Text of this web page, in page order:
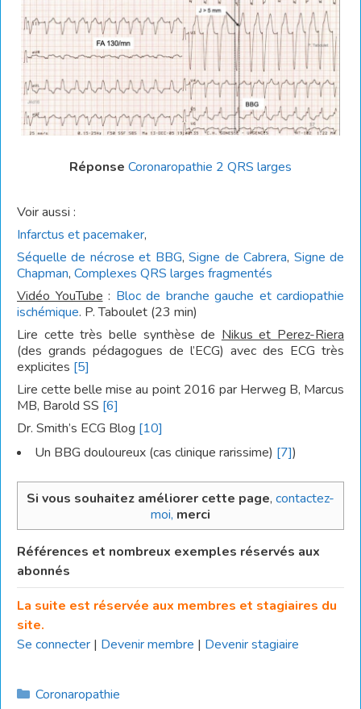
Réponse Coronaropathie 2 QRS larges
Voir aussi :
Infarctus et pacemaker,
Séquelle de nécrose et BBG,Signe de Cabrera, Signe de
Chapman, Complexes QRS larges fragmentés
Vidéo YouTube : Bloc de branche gauche et cardiopathie
ischémique. P. Taboulet (23 min)
Lire cette très belle synthèse de Nikus et Perez-Riera
(des grands pédagogues de l’ECG) avec des ECG très
explicites [5]
Lire cette belle mise au point 2016 par Herweg B, Marcus
MB, Barold SS [6]
Dr. Smith’s ECG Blog [10]
Un BBG douloureux (cas clinique rarissime) [7])
Si vous souhaitez améliorer cette page, contactez-
moi, merci
Références et nombreux exemples réservés aux
abonnés
La suite est réservée aux membres et stagiaires du
site.
Se connecter | Devenir membre | Devenir stagiaire
Catégories
Coronaropathie